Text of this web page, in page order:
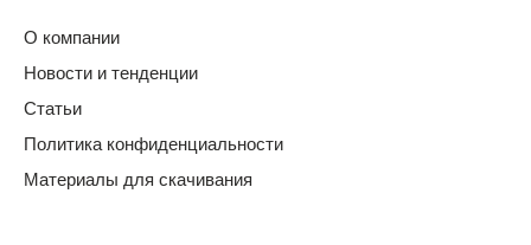
О компании
Новости и тенденции
Статьи
Политика конфиденциальности
Материалы для скачивания